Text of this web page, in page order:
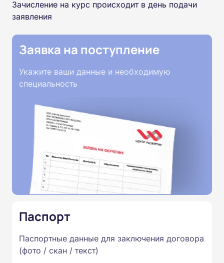
Зачисление на курс происходит в день подачи
заявления
Заявка на поступление
Укажите ваши данные и необходимую
специальность
Паспорт
Паспортные данные для заключения договора
(фото / скан / текст)